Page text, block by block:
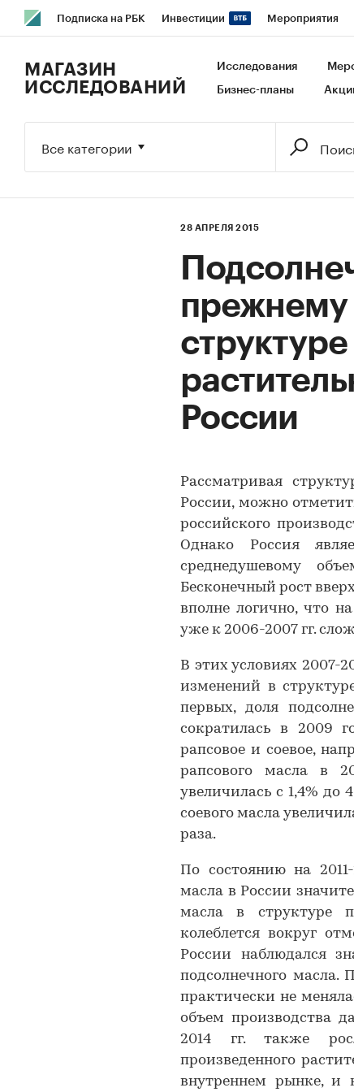
Подписка на РБК Инвестиции Мероприятия
Исследования Кредитные рейтинги Франшизы
МАГАЗИН
ИССЛЕДОВАНИЙ
Исследования
Бизнес-планы
Все категории
28 АПРЕЛЯ 2015
прежнему
России
Рассматривая
России, можно
российского
Однако Россия
среднедушевому
Бесконечный рост
вполне логично, что
уже к 2006-2007 гг.
В этих условиях 2007-
изменений в
первых, доля
сократилась в 2009
рапсовое и соевое,
рапсового масла в
увеличилась с 1,4% до
соевого масла
раза.
По состоянию на
масла в России
масла в структуре
колеблется вокруг
России наблюдался
подсолнечного масла.
практически не
объем производства
2014 гг. также
произведенного
внутреннем рынке, и